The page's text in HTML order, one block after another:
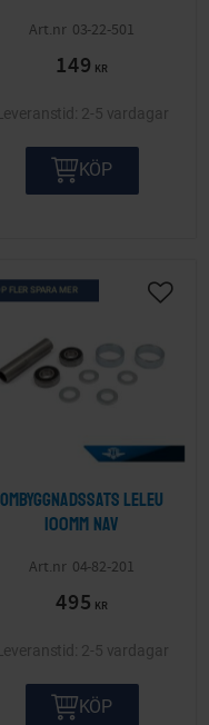
03-22-501
149 KR
2-5 vardagar
KÖP
Ombyggnadssats Leleu
100mm Nav
04-82-201
495 KR
FLER SPARA MER
Lägg
2-5 vardagar
KÖP